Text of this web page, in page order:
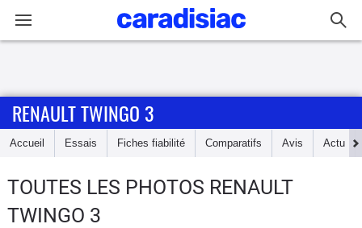
Accueil
Essais
RENAULT TWINGO 3
Accueil Essais Fiches fiabilité Comparatifs Avis Actu
TOUTES LES PHOTOS RENAULT
TWINGO 3